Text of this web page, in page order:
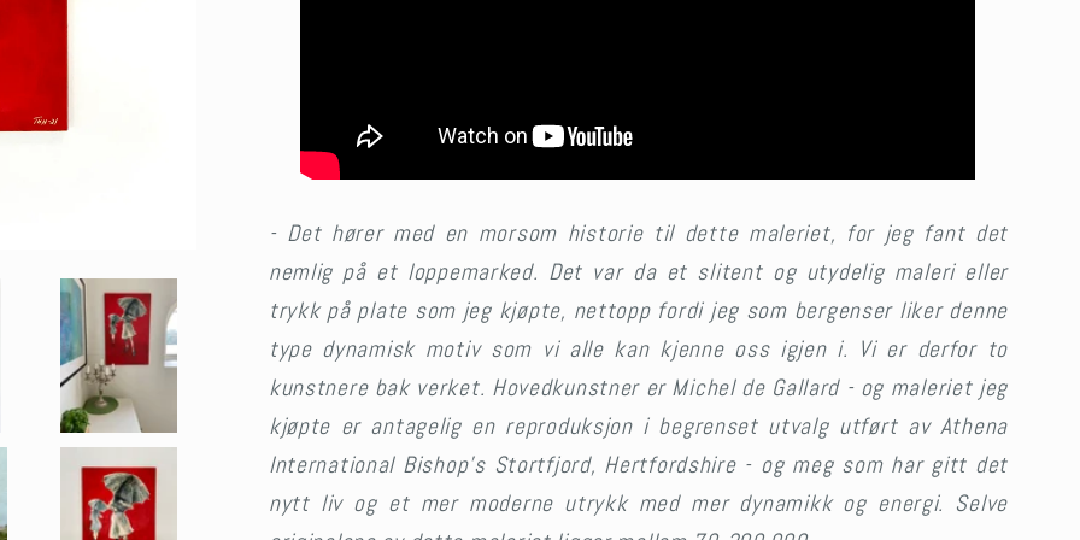
- Det hører med en morsom historie til dette maleriet, for jeg fant det
nemlig på et loppemarked. Det var da et slitent og utydelig maleri eller
trykk på plate som jeg kjøpte, nettopp fordi jeg som bergenser liker denne
type dynamisk motiv som vi alle kan kjenne oss igjen i. Vi er derfor to
kunstnere bak verket. Hovedkunstner er Michel de Gallard - og maleriet jeg
kjøpte er antagelig en reproduksjon i begrenset utvalg utført av Athena
International Bishop’s Stortfjord, Hertfordshire - og meg som har gitt det
nytt liv og et mer moderne utrykk med mer dynamikk og energi. Selve